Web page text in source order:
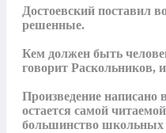
Достоевский поставил
решенные.
Кем должен быть
говорит Раскольников,
Произведение написано
остается самой
большинство школьных